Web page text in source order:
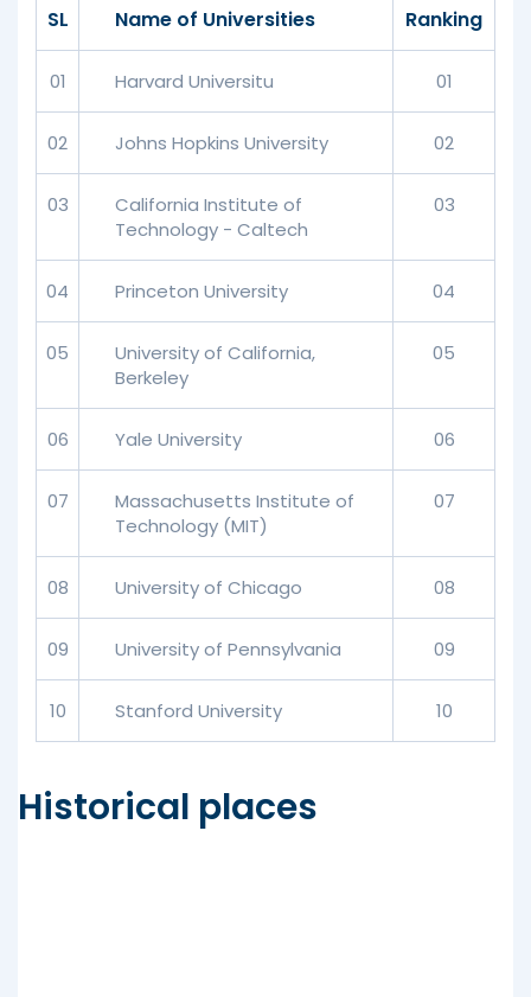
SL Name of Universities Ranking
01 Harvard Universitu 01
02 Johns Hopkins University 02
03
California Institute of
Technology - Caltech
03
04 Princeton University 04
05
University of California,
Berkeley
05
06 Yale University 06
07
Massachusetts Institute of
Technology (MIT)
07
08 University of Chicago 08
09 University of Pennsylvania 09
10 Stanford University 10
Historical places